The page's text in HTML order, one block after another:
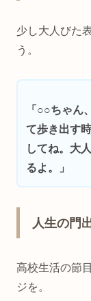
少し大人びた
う。
「○○ちゃん
て歩き出す
してね。大
るよ。」
人生の門
高校生活の節
ジを。